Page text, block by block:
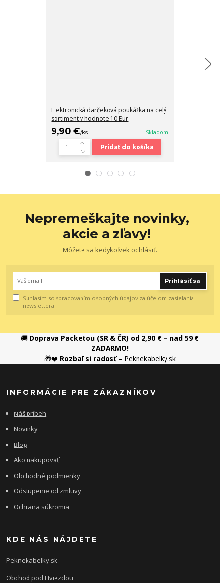
Elektronická darčeková poukážka na celý
sortiment v hodnote 10 Eur
9,90 €/ks Skladom
Pridať do košíka
Nepremeškajte novinky,
akcie a zľavy!
Môžete sa kedykoľvek odhlásiť.
Prihlásiť sa
Súhlasím so spracovaním osobných údajov za účelom zasielania
newslettera.
🚚 Doprava Packetou (SR & ČR) od 2,90 € – nad 59 €
ZADARMO!
🎁❤️ Rozbaľ si radosť– Peknekabelky.sk
INFORMÁCIE PRE ZÁKAZNÍKOV
Náš príbeh
Novinky
Blog
Ako nakupovať
Obchodné podmienky
Odstupenie od zmluvy
Ochrana súkromia
KDE NÁS NÁJDETE
Peknekabelky.sk
Obchod pod Hviezdou